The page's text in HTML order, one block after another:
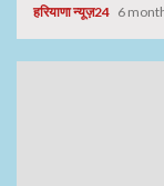
हरियाणा न्यूज़24 6